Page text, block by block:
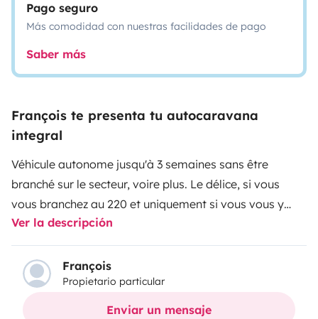
Pago seguro
Más comodidad con nuestras facilidades de pago
Saber más
François te presenta tu autocaravana
integral
Véhicule autonome jusqu'à 3 semaines sans être
branché sur le secteur, voire plus. Le délice, si vous
vous branchez au 220 et uniquement si vous vous y
branchez, vous avez accès à la climatisation, au four
micro-onde et à la cafetière électrique.Pensez à vous
munir d'un câble HDMI afin de brancher votre
ordinateur à la télévision pour avoir accès à vos
différentes applications (Netflix...) auxquelles vous
Ver la descripción
François
Propietario particular
Enviar un mensaje